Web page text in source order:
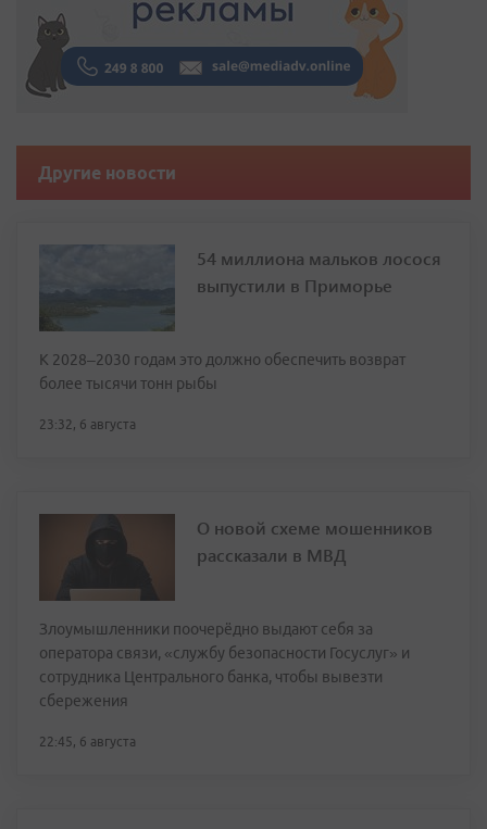
Другие новости
54 миллиона мальков лосося
выпустили в Приморье
К 2028–2030 годам это должно обеспечить возврат
более тысячи тонн рыбы
23:32, 6 августа
О новой схеме мошенников
рассказали в МВД
Злоумышленники поочерёдно выдают себя за
оператора связи, «службу безопасности Госуслуг» и
сотрудника Центрального банка, чтобы вывезти
сбережения
22:45, 6 августа